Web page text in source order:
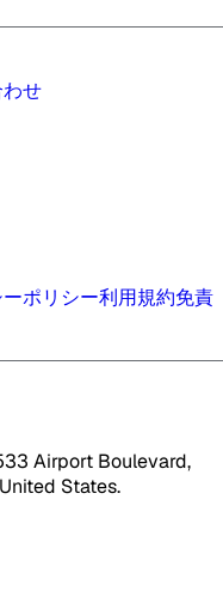
せ
ポリシー利用規約免責
Airport Boulevard,
States.